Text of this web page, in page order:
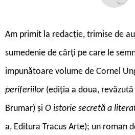
Am primit la redacție, trimise de
sumedenie de cărți pe care le
impunătoare volume de Cornel
periferiilor(ediția a doua, revăzută
Brumar) și O istorie secretă a
a, Editura Tracus Arte); un roman